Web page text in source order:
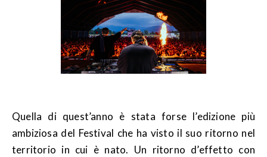
Quella di quest’anno è stata forse l’edizione più
ambiziosa del Festival che ha visto il suo ritorno nel
territorio in cui è nato. Un ritorno d’effetto con